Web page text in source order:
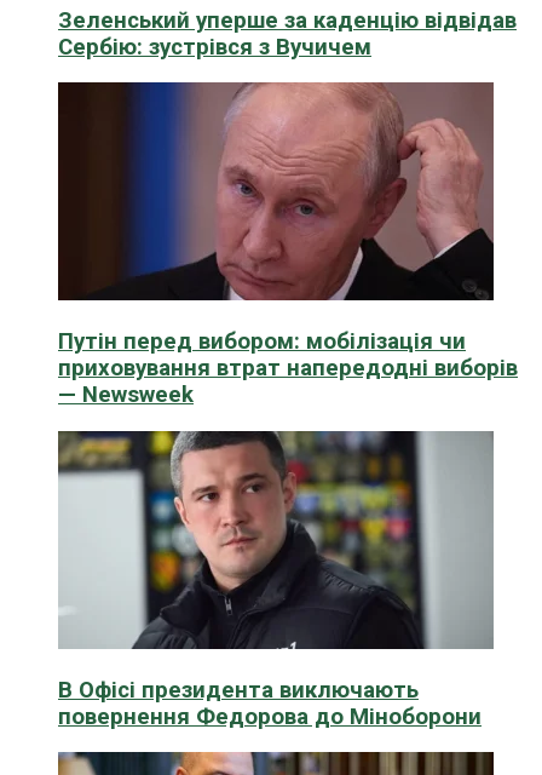
Зеленський уперше за каденцію відвідав
Сербію: зустрівся з Вучичем
Путін перед вибором: мобілізація чи
приховування втрат напередодні виборів
— Newsweek
В Офісі президента виключають
повернення Федорова до Міноборони